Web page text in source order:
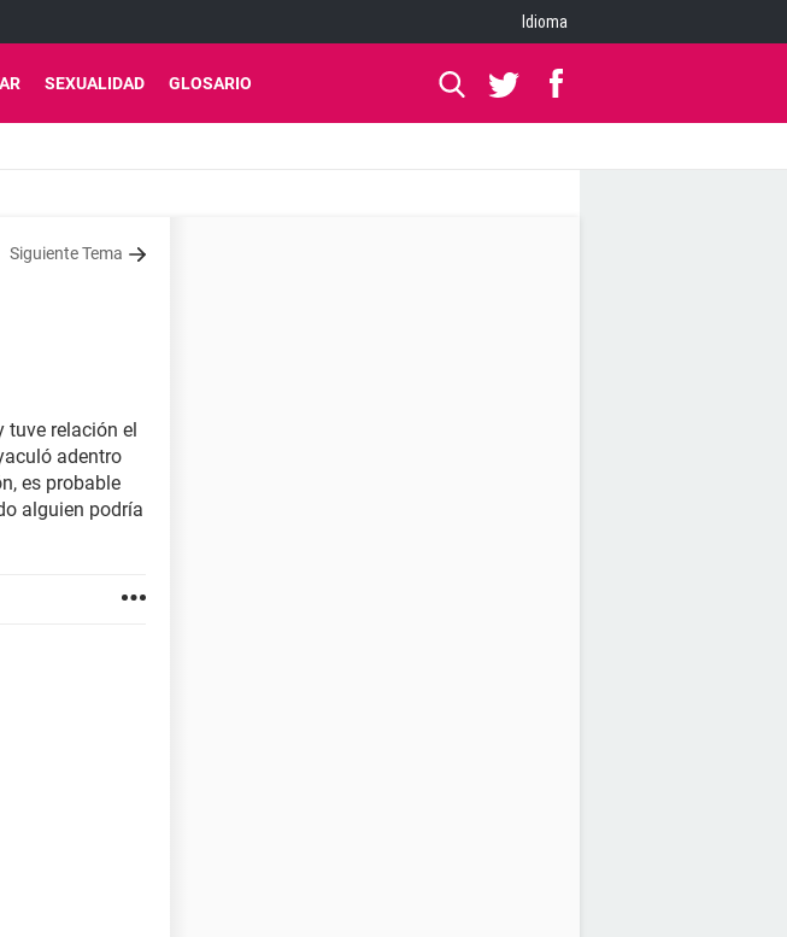
Idioma
SEXUALIDAD GLOSARIO
Siguiente Tema
tuve relación el
adentro
es probable
alguien podría